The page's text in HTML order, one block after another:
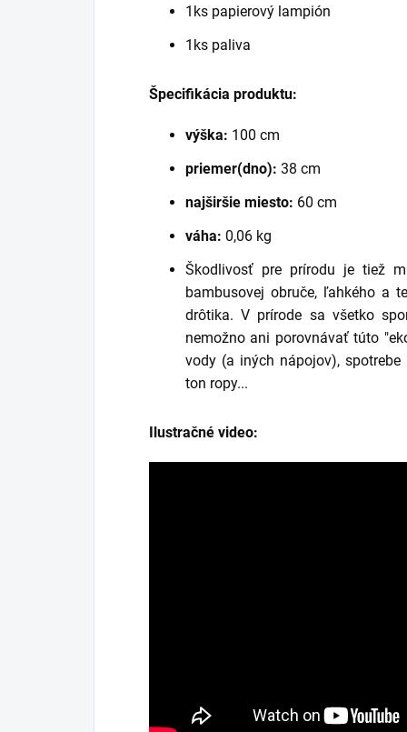
1ks papierový lampión
1ks paliva
Špecifikácia produktu:
výška: 100 cm
priemer(dno): 38 cm
najširšie miesto: 60 cm
váha: 0,06 kg
Škodlivosť pre prírodu je tiež
bambusovej obruče, ľahkého a
drôtika. V prírode sa všetko
nemožno ani porovnávať túto
vody (a iných nápojov),
ton ropy...
Ilustračné video: